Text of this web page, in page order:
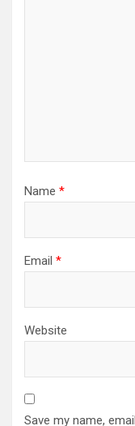
Name *
Email *
Website
Save my name,